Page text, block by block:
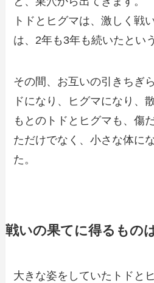
トドとヒグマは、激しく戦
は、2年も3年も続いたとい
その間、お互いの引きちぎ
ドになり、ヒグマになり、
もとのトドとヒグマも、傷
ただけでなく、小さな体に
た。
戦いの果てに得るもの
大きな姿をしていたトドとヒ